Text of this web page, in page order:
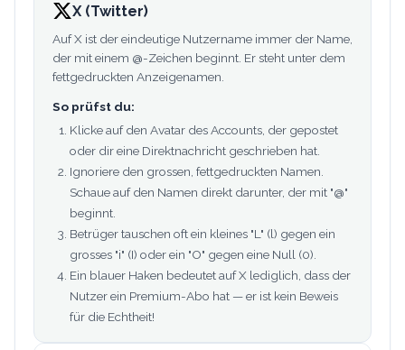
X (Twitter)
Auf X ist der eindeutige Nutzername immer der Name,
der mit einem @-Zeichen beginnt. Er steht unter dem
fettgedruckten Anzeigenamen.
So prüfst du:
Klicke auf den Avatar des Accounts, der gepostet
oder dir eine Direktnachricht geschrieben hat.
Ignoriere den grossen, fettgedruckten Namen.
Schaue auf den Namen direkt darunter, der mit "@"
beginnt.
Betrüger tauschen oft ein kleines "L" (l) gegen ein
grosses "i" (I) oder ein "O" gegen eine Null (0).
Ein blauer Haken bedeutet auf X lediglich, dass der
Nutzer ein Premium-Abo hat — er ist kein Beweis
für die Echtheit!